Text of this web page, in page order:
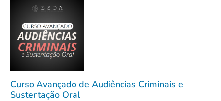
Curso Avançado de Audiências Criminais e
Sustentação Oral